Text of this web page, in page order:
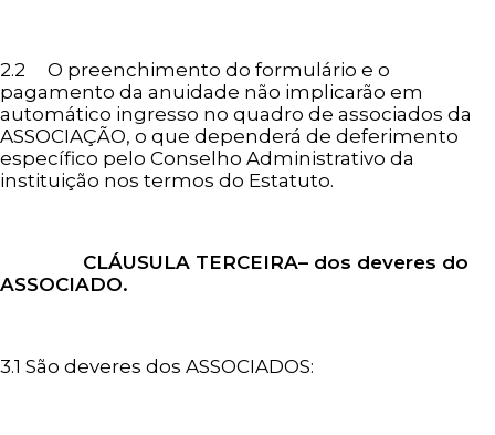
2.2 O preenchimento do formulário e o
pagamento da anuidade não implicarão em
automático ingresso no quadro de associados da
ASSOCIAÇÃO, o que dependerá de deferimento
específico pelo Conselho Administrativo da
instituição nos termos do Estatuto.
CLÁUSULA TERCEIRA– dos deveres do
ASSOCIADO.
3.1 São deveres dos ASSOCIADOS: